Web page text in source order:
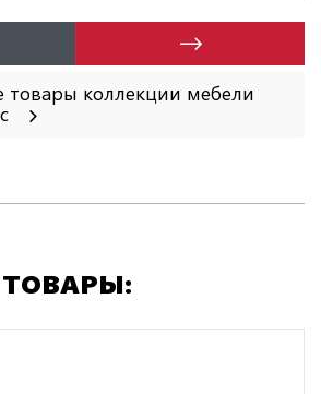
товары коллекции мебели